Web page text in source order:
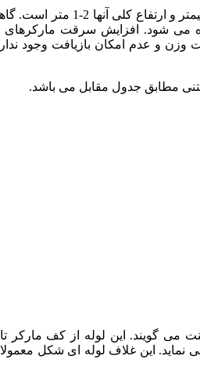
می شود. افزایش سرقت مارکرهای
و عدم امکان بازیافت وجود
مطابق جدول مقابل می باشد.
می گویند. این لوله از کف مارکر تا
نماید. این غلاف لوله ای شکل معمولا